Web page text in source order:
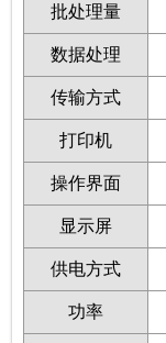
批处理量
数据处理
传输方式
打印机
操作界面
显示屏
供电方式
功率